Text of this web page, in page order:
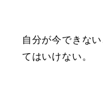
自分が今できな
てはいけない。